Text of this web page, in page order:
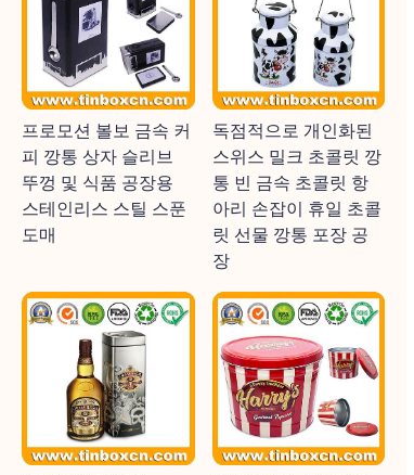
프로모션 볼보 금속 커
피 깡통 상자 슬리브
뚜껑 및 식품 공장용
스테인리스 스틸 스푼
도매
독점적으로 개인화된
스위스 밀크 초콜릿 깡
통 빈 금속 초콜릿 항
아리 손잡이 휴일 초콜
릿 선물 깡통 포장 공
장